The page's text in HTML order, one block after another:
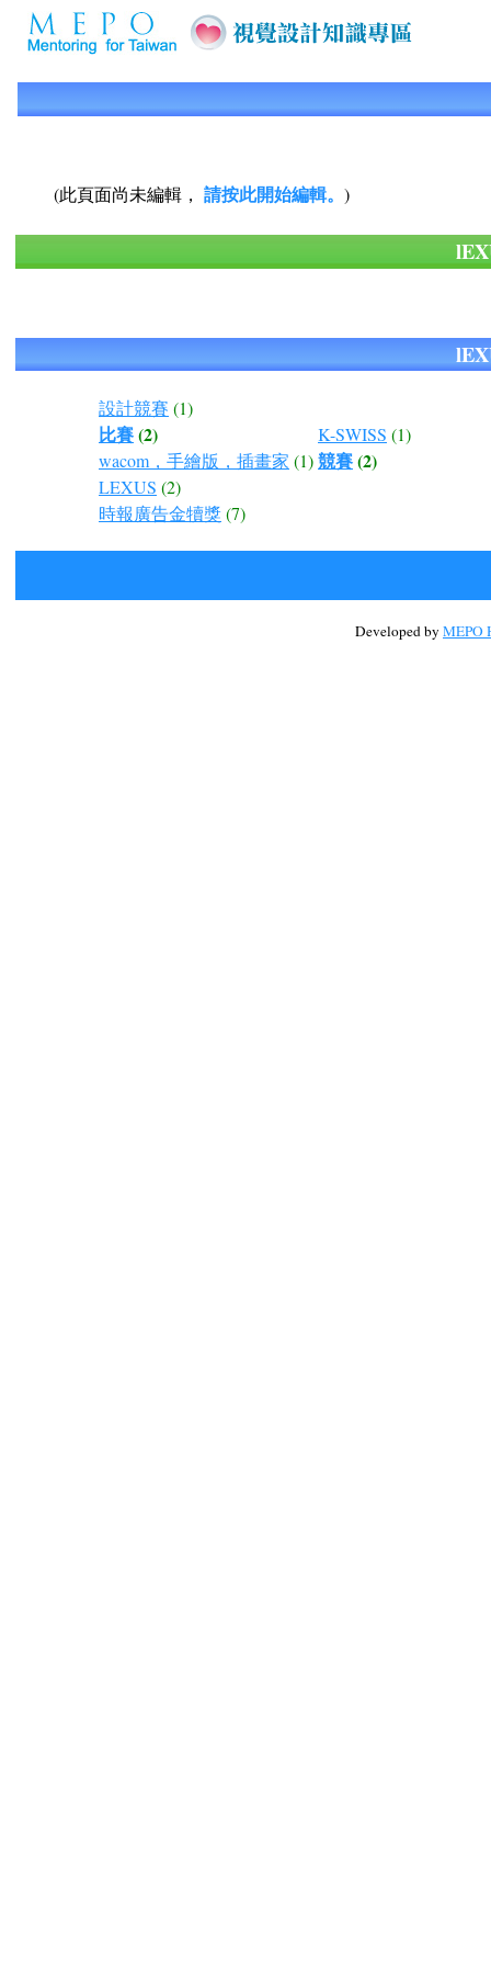
(此頁面尚未編輯， 請按此開始編輯。 )
設計競賽 (1)
比賽(2)
wacom，手繪版，插畫家 (1)
LEXUS (2)
時報廣告金犢獎(7)
K-SWISS (1)
競賽(2)
Developed by MEPO